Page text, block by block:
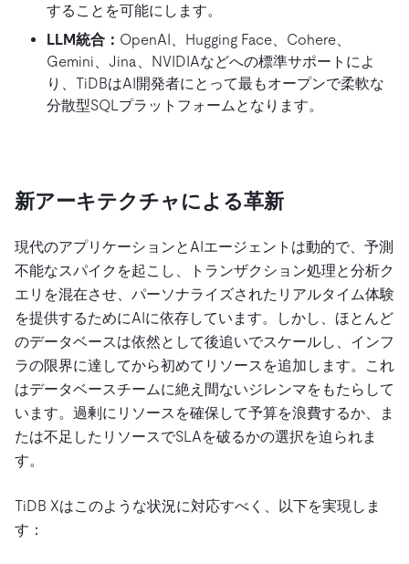
することを可能にします。
LLM統合： OpenAI、Hugging Face、Cohere、
Gemini、Jina、NVIDIAなどへの標準サポートによ
り、TiDBはAI開発者にとって最もオープンで柔軟な
分散型SQLプラットフォームとなります。
新アーキテクチャによる革新
現代のアプリケーションとAIエージェントは動的で、予測
不能なスパイクを起こし、トランザクション処理と分析ク
エリを混在させ、パーソナライズされたリアルタイム体験
を提供するためにAIに依存しています。しかし、ほとんど
のデータベースは依然として後追いでスケールし、インフ
ラの限界に達してから初めてリソースを追加します。これ
はデータベースチームに絶え間ないジレンマをもたらして
います。過剰にリソースを確保して予算を浪費するか、ま
たは不足したリソースでSLAを破るかの選択を迫られま
す。
TiDB Xはこのような状況に対応すべく、以下を実現しま
す：